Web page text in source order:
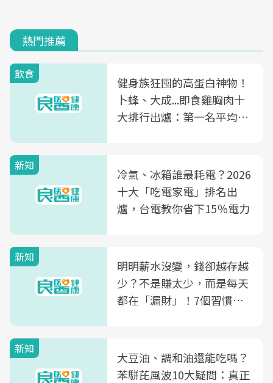
熱門推薦
飲食
健身族狂囤的高蛋白神物！
卜蜂、大成...即食雞胸肉十
大排行出爐：第一名平均一
新知
冷氣、冰箱誰最耗電？2026
十大「吃電家電」排名出
爐，台電教你省下15％電力
新知
明明薪水沒變，錢卻越存越
少？不是賺太少，而是每天
都在「漏財」！7個習慣一
新知
大豆油、調和油還能吃嗎？
苯駢芘風波10大疑問：真正